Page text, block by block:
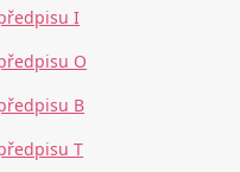
I
O
B
T